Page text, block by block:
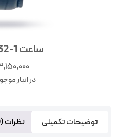
ساعت Laxmi 8532-1
در انبار
توضیحات تکمیلی نظرات (0)